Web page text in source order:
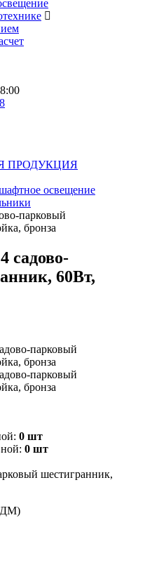
ПРОДУКЦИЯ
освещение
парковый
бронза
садово-
60Вт,
0 шт
0 шт
шестигранник,